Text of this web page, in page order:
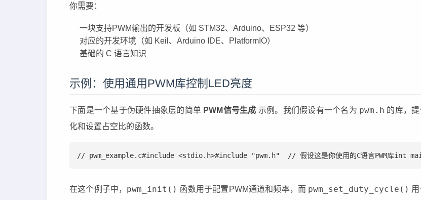
你需要：
一块支持PWM输出的开发板（如 STM32、Arduino、ESP32 等）
对应的开发环境（如 Keil、Arduino IDE、PlatformIO）
基础的 C 语言知识
示例：使用通用PWM库控制LED亮度
下面是一个基于伪硬件抽象层的简单 PWM信号生成 示例。我们假设有一个名为 pwm.h 的库，
化和设置占空比的函数。
// pwm_example.c#include <stdio.h>#include "pwm.h"  // 假设这是你使用的C语言PWM
在这个例子中， pwm_init() 函数用于配置PWM通道和频率，而 pwm_set_duty_cycle()